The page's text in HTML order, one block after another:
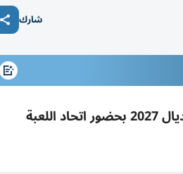
شارك
نادي دبا الحصن كرّم منتخب الإمارات لشباب اليد لفوزه بوصافة آسيا وتأهله لمونديال 2027 بحضور اتحاد اللعبة